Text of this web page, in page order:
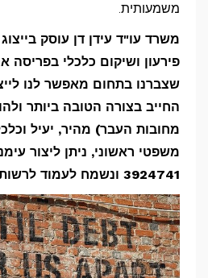
משמעותית.
משרד עו"ד עידן דן עוסק
פירעון ושיקום כלכלי בפריסה
שצברנו בתחום מאפשר לנו
החייב בצורה הטובה ביותר
מחובות העבר) מהיר, יעיל
3924741 ונשמח לעמוד לרשותך.